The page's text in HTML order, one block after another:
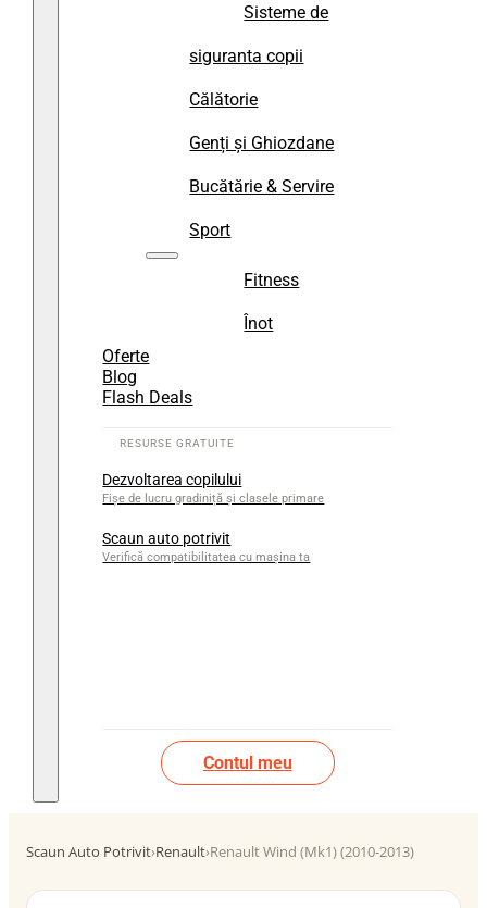
Sisteme de
siguranta copii
Călătorie
Genți și Ghiozdane
Bucătărie & Servire
Sport
Fitness
Înot
Oferte
Blog
Flash Deals
Dezvoltarea copilului
Fișe de lucru gradiniță și clasele primare
Scaun auto potrivit
Verifică compatibilitatea cu mașina ta
Contul meu
Scaun Auto Potrivit›Renault›Renault Wind (Mk1) (2010-2013)